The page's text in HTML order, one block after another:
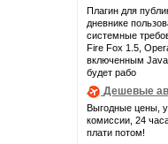
Плагин для
дневнике
системные
Fire Fox 1.5,
включенным
будет рабо
Дешевые
Выгодные цены,
комиссии, 24
плати потом!